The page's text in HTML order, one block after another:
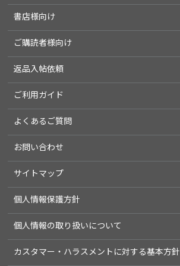
書店様向け
ご購読者様向け
返品入帖依頼
ご利用ガイド
よくあるご質問
お問い合わせ
サイトマップ
個人情報保護方針
個人情報の取り扱いについて
カスタマー・ハラスメントに対する基本方針